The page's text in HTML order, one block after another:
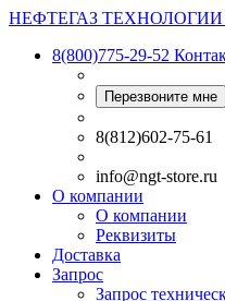
НЕФТЕГАЗ ТЕХНОЛОГИИ
8(800)775-29-52
Перезвоните мне
8(812)602-75-61
info@ngt-store.ru
О компании
О компании
Реквизиты
Доставка
Запрос
Запрос